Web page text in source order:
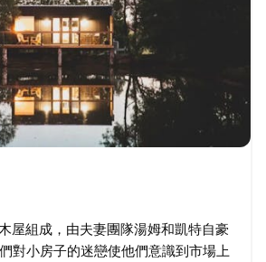
屋組成，由夫妻團隊湯姆和凱特自豪
對小房子的迷戀使他們意識到市場上